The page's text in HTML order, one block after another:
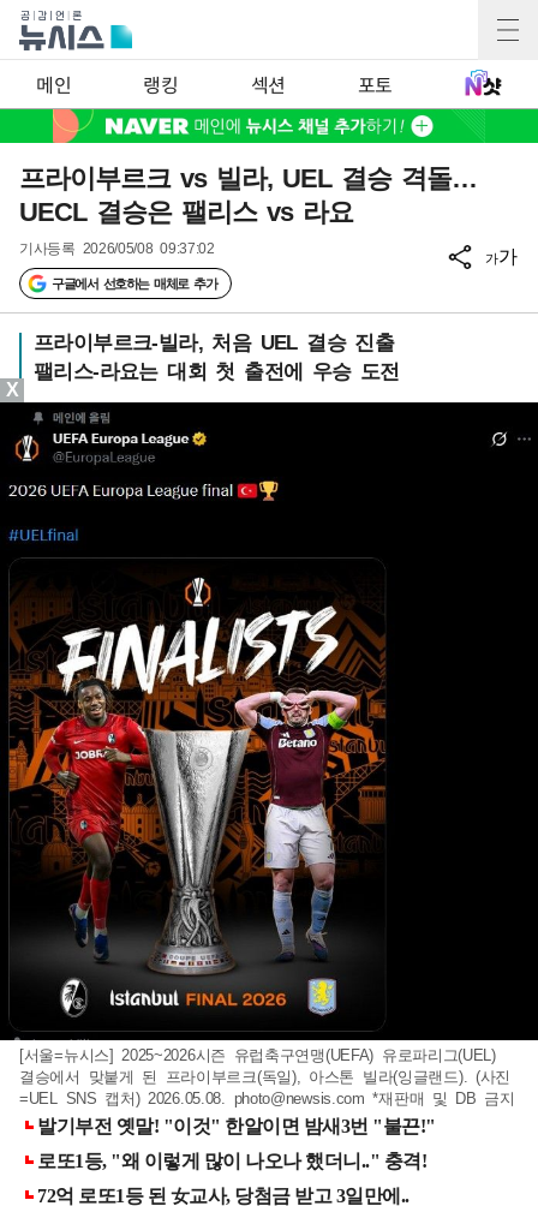
메인 랭킹 섹션 포토
프라이부르크 vs 빌라, UEL 결승 격돌…
UECL 결승은 팰리스 vs 라요
기사등록 2026/05/08 09:37:02
구글에서 선호하는 매체로 추가
가가
프라이부르크-빌라, 처음 UEL 결승 진출
팰리스-라요는 대회 첫 출전에 우승 도전
[서울=뉴시스] 2025~2026시즌 유럽축구연맹(UEFA) 유로파리그(UEL)
결승에서 맞붙게 된 프라이부르크(독일), 아스톤 빌라(잉글랜드). (사진
=UEL SNS 캡처) 2026.05.08. photo@newsis.com *재판매 및 DB 금지
X